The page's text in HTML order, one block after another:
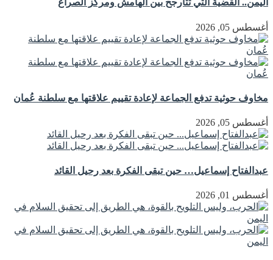
اليمن.. القضية التي تتأرجح بين الهامش ومركز الصراع
أغسطس 05, 2026
مخاوف حوثية تدفع الجماعة لإعادة تقييم علاقتها مع سلطنة عُمان
أغسطس 05, 2026
عبدالفتاح إسماعيل… حين تبقى الفكرة بعد رحيل القائد
أغسطس 01, 2026